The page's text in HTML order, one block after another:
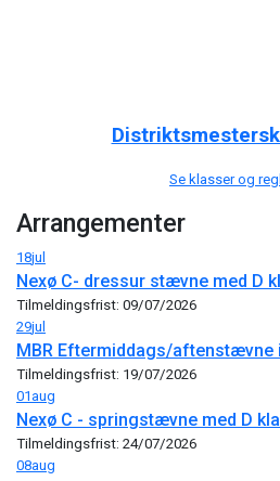
Se klasser og
Arrangementer
18jul
Nexø C- dressur stævne med D
Tilmeldingsfrist: 09/07/2026
29jul
MBR Eftermiddags/aftenstævne
Tilmeldingsfrist: 19/07/2026
01aug
Nexø C - springstævne med D
Tilmeldingsfrist: 24/07/2026
08aug